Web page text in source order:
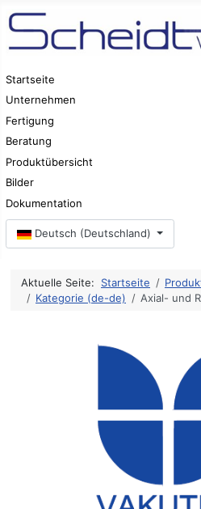
Startseite
Unternehmen
Fertigung
Beratung
Produktübersicht
Bilder
Dokumentation
Sprache auswählen
Deutsch (Deutschland)
Aktuelle Seite: Startseite
Kategorie (de-de)
Axial- und